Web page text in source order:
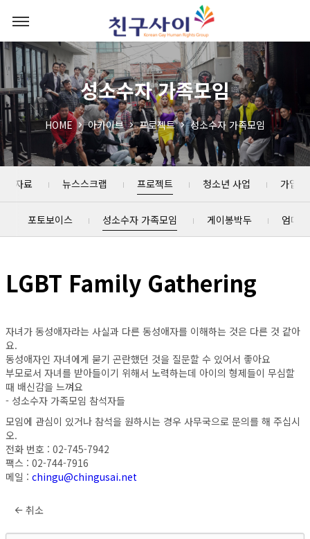
성소수자 가족모임
HOME 아카이브 프로젝트 성소수자 가족모임
자료 뉴스스크랩 프로젝트 청소년 사업 가입인
포토보이스 성소수자 가족모임 게이봉박두 엄마
LGBT Family Gathering
자녀가 동성애자라는 사실과 다른 동성애자를 이해하는 것은 다른 것 같아
요.
동성애자인 자녀에게 묻기 곤란했던 것을 질문할 수 있어서 좋아요
부모로서 자녀를 받아들이기 위해서 노력하는데 아이의 형제들이 무심할
때 배신감을 느껴요
- 성소수자 가족모임 참석자들
모임에 관심이 있거나 참석을 원하시는 경우 사무국으로 문의를 해 주십시
오.
전화 번호 : 02-745-7942
팩스 : 02-744-7916
메일 : chingu@chingusai.net
취소